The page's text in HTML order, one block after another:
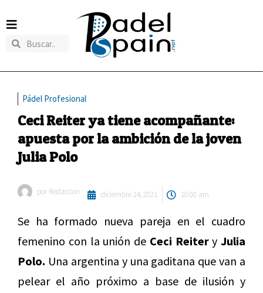
Pádel Profesional
Ceci Reiter ya tiene acompañante:
apuesta por la ambición de la joven
Julia Polo
por Redaccion diciembre 24, 2021 10:00 am
Se ha formado nueva pareja en el cuadro
femenino con la unión de Ceci Reitery Julia
Polo. Una argentina y una gaditana que van a
pelear el año próximo a base de ilusión y